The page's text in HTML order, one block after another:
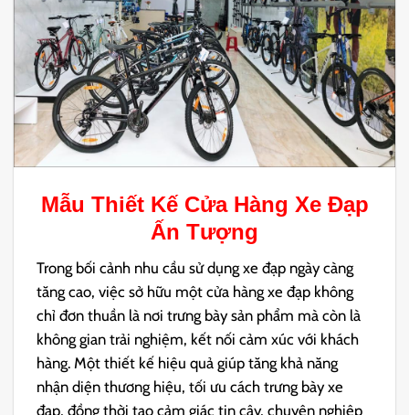
Mẫu Thiết Kế Cửa Hàng Xe Đạp
Ấn Tượng
Trong bối cảnh nhu cầu sử dụng xe đạp ngày càng
tăng cao, việc sở hữu một cửa hàng xe đạp không
chỉ đơn thuần là nơi trưng bày sản phẩm mà còn là
không gian trải nghiệm, kết nối cảm xúc với khách
hàng. Một thiết kế hiệu quả giúp tăng khả năng
nhận diện thương hiệu, tối ưu cách trưng bày xe
đạp, đồng thời tạo cảm giác tin cậy, chuyên nghiệp